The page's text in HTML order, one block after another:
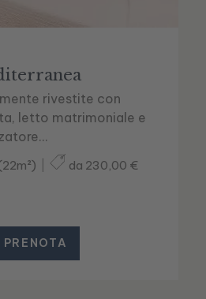
rivestite con
letto matrimoniale e
da 230,00 €
PRENOTA